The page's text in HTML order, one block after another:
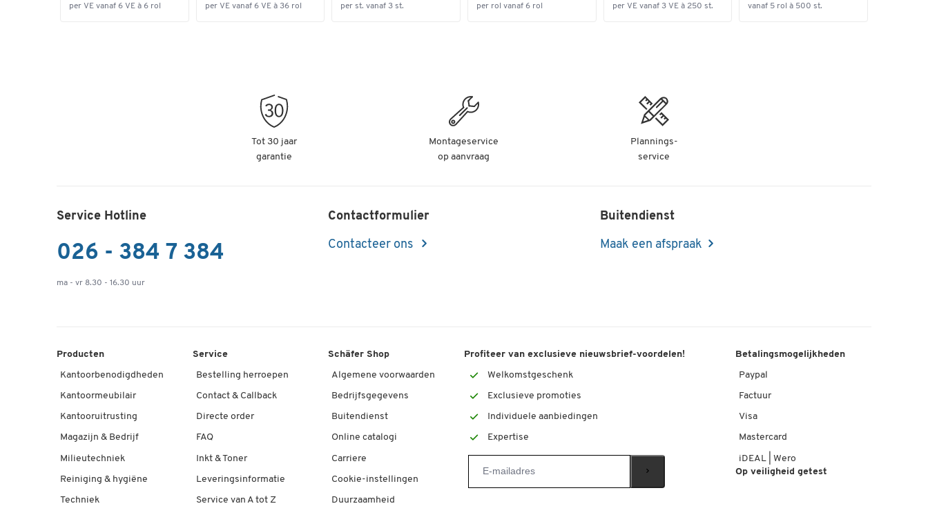
per VE vanaf 6 VE à 6 rol per VE vanaf 6 VE à 36 rol per st. vanaf 3 st. per rol vanaf 6 rol per VE vanaf 3 VE à 250 st. vanaf 5 rol à 500 st.
Tot 30 jaar
garantie
Montageservice
op aanvraag
Plannings-
service
Service Hotline
026 - 384 7 384
ma - vr 8.30 - 16.30 uur
Contactformulier
Contacteer ons
Buitendienst
Maak een afspraak
Producten
Kantoorbenodigdheden
Kantoormeubilair
Kantooruitrusting
Magazijn & Bedrijf
Milieutechniek
Reiniging & hygiëne
Techniek
Service
Bestelling herroepen
Contact & Callback
Directe order
FAQ
Inkt & Toner
Leveringsinformatie
Service van A tot Z
Schäfer Shop
Algemene voorwaarden
Bedrijfsgegevens
Buitendienst
Online catalogi
Carriere
Cookie-instellingen
Duurzaamheid
Profiteer van exclusieve nieuwsbrief-voordelen!
Welkomstgeschenk
Exclusieve promoties
Individuele aanbiedingen
Expertise
Betalingsmogelijkheden
Paypal
Factuur
Visa
Mastercard
iDEAL | Wero
Op veiligheid getest